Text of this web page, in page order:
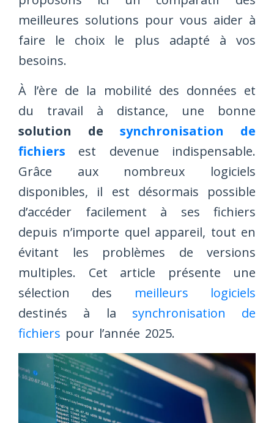
meilleures solutions pour vous aider à
faire le choix le plus adapté à vos
besoins.
À l’ère de la mobilité des données et
du travail à distance, une bonne
solution de synchronisation de
fichiers est devenue indispensable.
Grâce aux nombreux logiciels
disponibles, il est désormais possible
d’accéder facilement à ses fichiers
depuis n’importe quel appareil, tout en
évitant les problèmes de versions
multiples. Cet article présente une
sélection des meilleurs logiciels
destinés à la synchronisation de
fichiers pour l’année 2025.